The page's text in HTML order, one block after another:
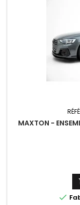
MAXTON -
